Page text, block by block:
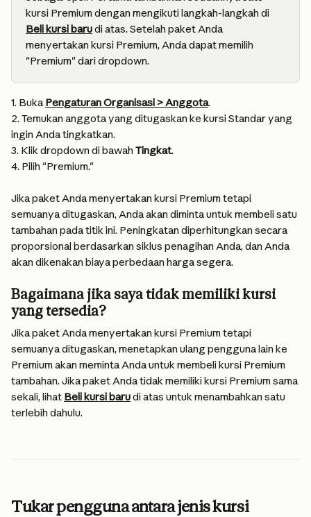
kursi Premium dengan mengikuti langkah-langkah di
Beli kursi baru di atas. Setelah paket Anda
menyertakan kursi Premium, Anda dapat memilih
"Premium" dari dropdown.
1. Buka Pengaturan Organisasi > Anggota.
2. Temukan anggota yang ditugaskan ke kursi Standar yang
ingin Anda tingkatkan.
3. Klik dropdown di bawah Tingkat.
4. Pilih "Premium."
Jika paket Anda menyertakan kursi Premium tetapi
semuanya ditugaskan, Anda akan diminta untuk membeli satu
tambahan pada titik ini. Peningkatan diperhitungkan secara
proporsional berdasarkan siklus penagihan Anda, dan Anda
akan dikenakan biaya perbedaan harga segera.
Bagaimana jika saya tidak memiliki kursi
yang tersedia?
Jika paket Anda menyertakan kursi Premium tetapi
semuanya ditugaskan, menetapkan ulang pengguna lain ke
Premium akan meminta Anda untuk membeli kursi Premium
tambahan. Jika paket Anda tidak memiliki kursi Premium sama
sekali, lihat Beli kursi baru di atas untuk menambahkan satu
terlebih dahulu.
Tukar pengguna antara jenis kursi